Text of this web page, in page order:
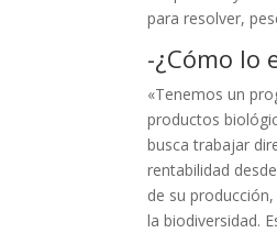
para resolver,
-¿Cómo lo
«Tenemos un
productos
busca trabajar
rentabilidad
de su
la biodiversidad.